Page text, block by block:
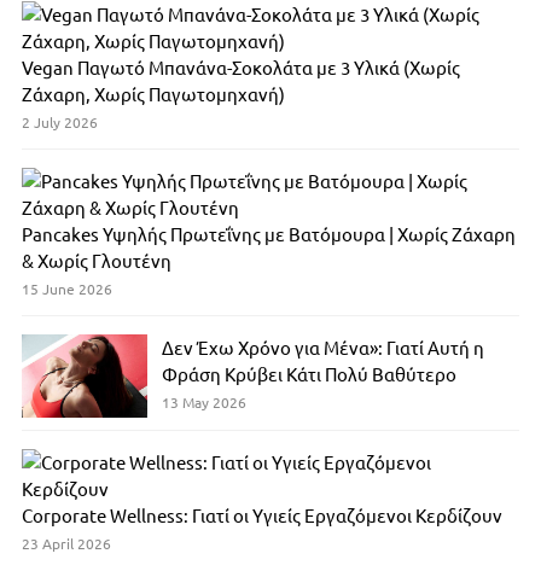
Vegan Παγωτό Μπανάνα-Σοκολάτα με 3 Υλικά (Χωρίς
Ζάχαρη, Χωρίς Παγωτομηχανή)
2 July 2026
Pancakes Υψηλής Πρωτεΐνης με Βατόμουρα | Χωρίς Ζάχαρη
& Χωρίς Γλουτένη
15 June 2026
Δεν Έχω Χρόνο για Μένα»: Γιατί Αυτή η
Φράση Κρύβει Κάτι Πολύ Βαθύτερο
13 May 2026
Corporate Wellness: Γιατί οι Υγιείς Εργαζόμενοι Κερδίζουν
23 April 2026